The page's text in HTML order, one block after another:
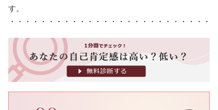
す。
・・・・・・・・・・・・・・・・・・・・・・・・・・